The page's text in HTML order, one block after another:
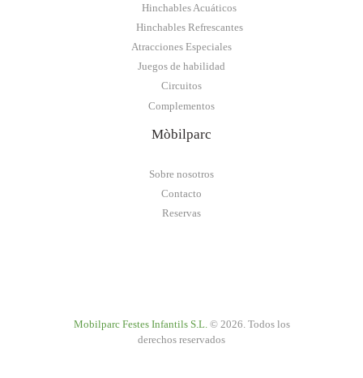
Hinchables Acuáticos
Hinchables Refrescantes
Atracciones Especiales
Juegos de habilidad
Circuitos
Complementos
Mòbilparc
Sobre nosotros
Contacto
Reservas
Mobilparc Festes Infantils S.L.© 2026. Todos los
derechos reservados